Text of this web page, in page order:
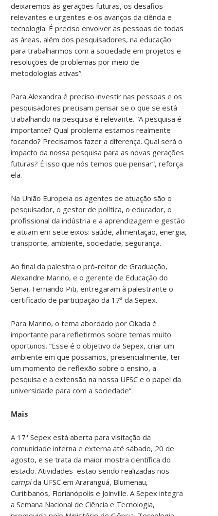
deixaremos às gerações futuras, os desafios
relevantes e urgentes e os avanços da ciência e
tecnologia. É preciso envolver as pessoas de todas
as áreas, além dos pesquisadores, na educação
para trabalharmos com a sociedade em projetos e
resoluções de problemas por meio de
metodologias ativas”.
Para Alexandra é preciso investir nas pessoas e os
pesquisadores precisam pensar se o que se está
trabalhando na pesquisa é relevante. “A pesquisa é
importante? Qual problema estamos realmente
focando? Precisamos fazer a diferença. Qual será o
impacto da nossa pesquisa para as novas gerações
futuras? É isso que nós temos que pensar”, reforça
ela.
Na União Europeia os agentes de atuação são o
pesquisador, o gestor de política, o educador, o
profissional da indústria e a aprendizagem e gestão
e atuam em sete eixos: saúde, alimentação, energia,
transporte, ambiente, sociedade, segurança.
Ao final da palestra o pró-reitor de Graduação,
Alexandre Marino, e o gerente de Educação do
Senai, Fernando Piti, entregaram à palestrante o
certificado de participação da 17ª da Sepex.
Para Marino, o tema abordado por Okada é
importante para refletirmos sobre temas muito
oportunos. “Esse é o objetivo da Sepex, criar um
ambiente em que possamos, presencialmente, ter
um momento de reflexão sobre o ensino, a
pesquisa e a extensão na nossa UFSC e o papel da
universidade para com a sociedade”.
Mais
A 17ª Sepex está aberta para visitação da
comunidade interna e externa até sábado, 20 de
agosto, e se trata da maior mostra científica do
estado. Atividades estão sendo realizadas nos
campida UFSC em Araranguá, Blumenau,
Curitibanos, Florianópolis e Joinville. A Sepex integra
a Semana Nacional de Ciência e Tecnologia,